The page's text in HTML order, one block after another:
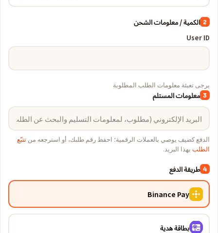
2 الكمية / معلومات الشحن
User ID
يرجى تعبئة معلومات الطلب المطلوبة
3 معلومات المستلم
الدفع كضيف يوصي بالعملات الرقمية؛ احفظ رقم طلبك، أو استرجعه من تتبّع
الطلب بهذا البريد.
4 طريقة الدفع
Binance Pay
بطاقة هدية